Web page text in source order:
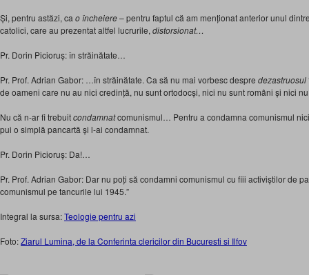
Și, pentru astăzi, ca o încheiere– pentru faptul că am menționat anterior unul
catolici, care au prezentat altfel lucrurile, distorsionat…
Pr. Dorin Picioruș: în străinătate…
Pr. Prof. Adrian Gabor: …în străinătate. Ca să nu mai vorbesc despre dezastruosul
de oameni care nu au nici credință, nu sunt ortodocși, nici nu sunt români și nici
Nu că n-ar fi trebuitcondamnatcomunismul… Pentru a condamna comunismul
pui o simplă pancartă și l-ai condamnat.
Pr. Dorin Picioruș: Da!…
Pr. Prof. Adrian Gabor: Dar nu poți să condamni comunismul cu fiii activiștilor de
comunismul pe tancurile lui 1945.”
Integral la sursa:Teologie pentru azi
Foto:Ziarul Lumina, de la Conferinta clericilor din Bucuresti si Ilfov